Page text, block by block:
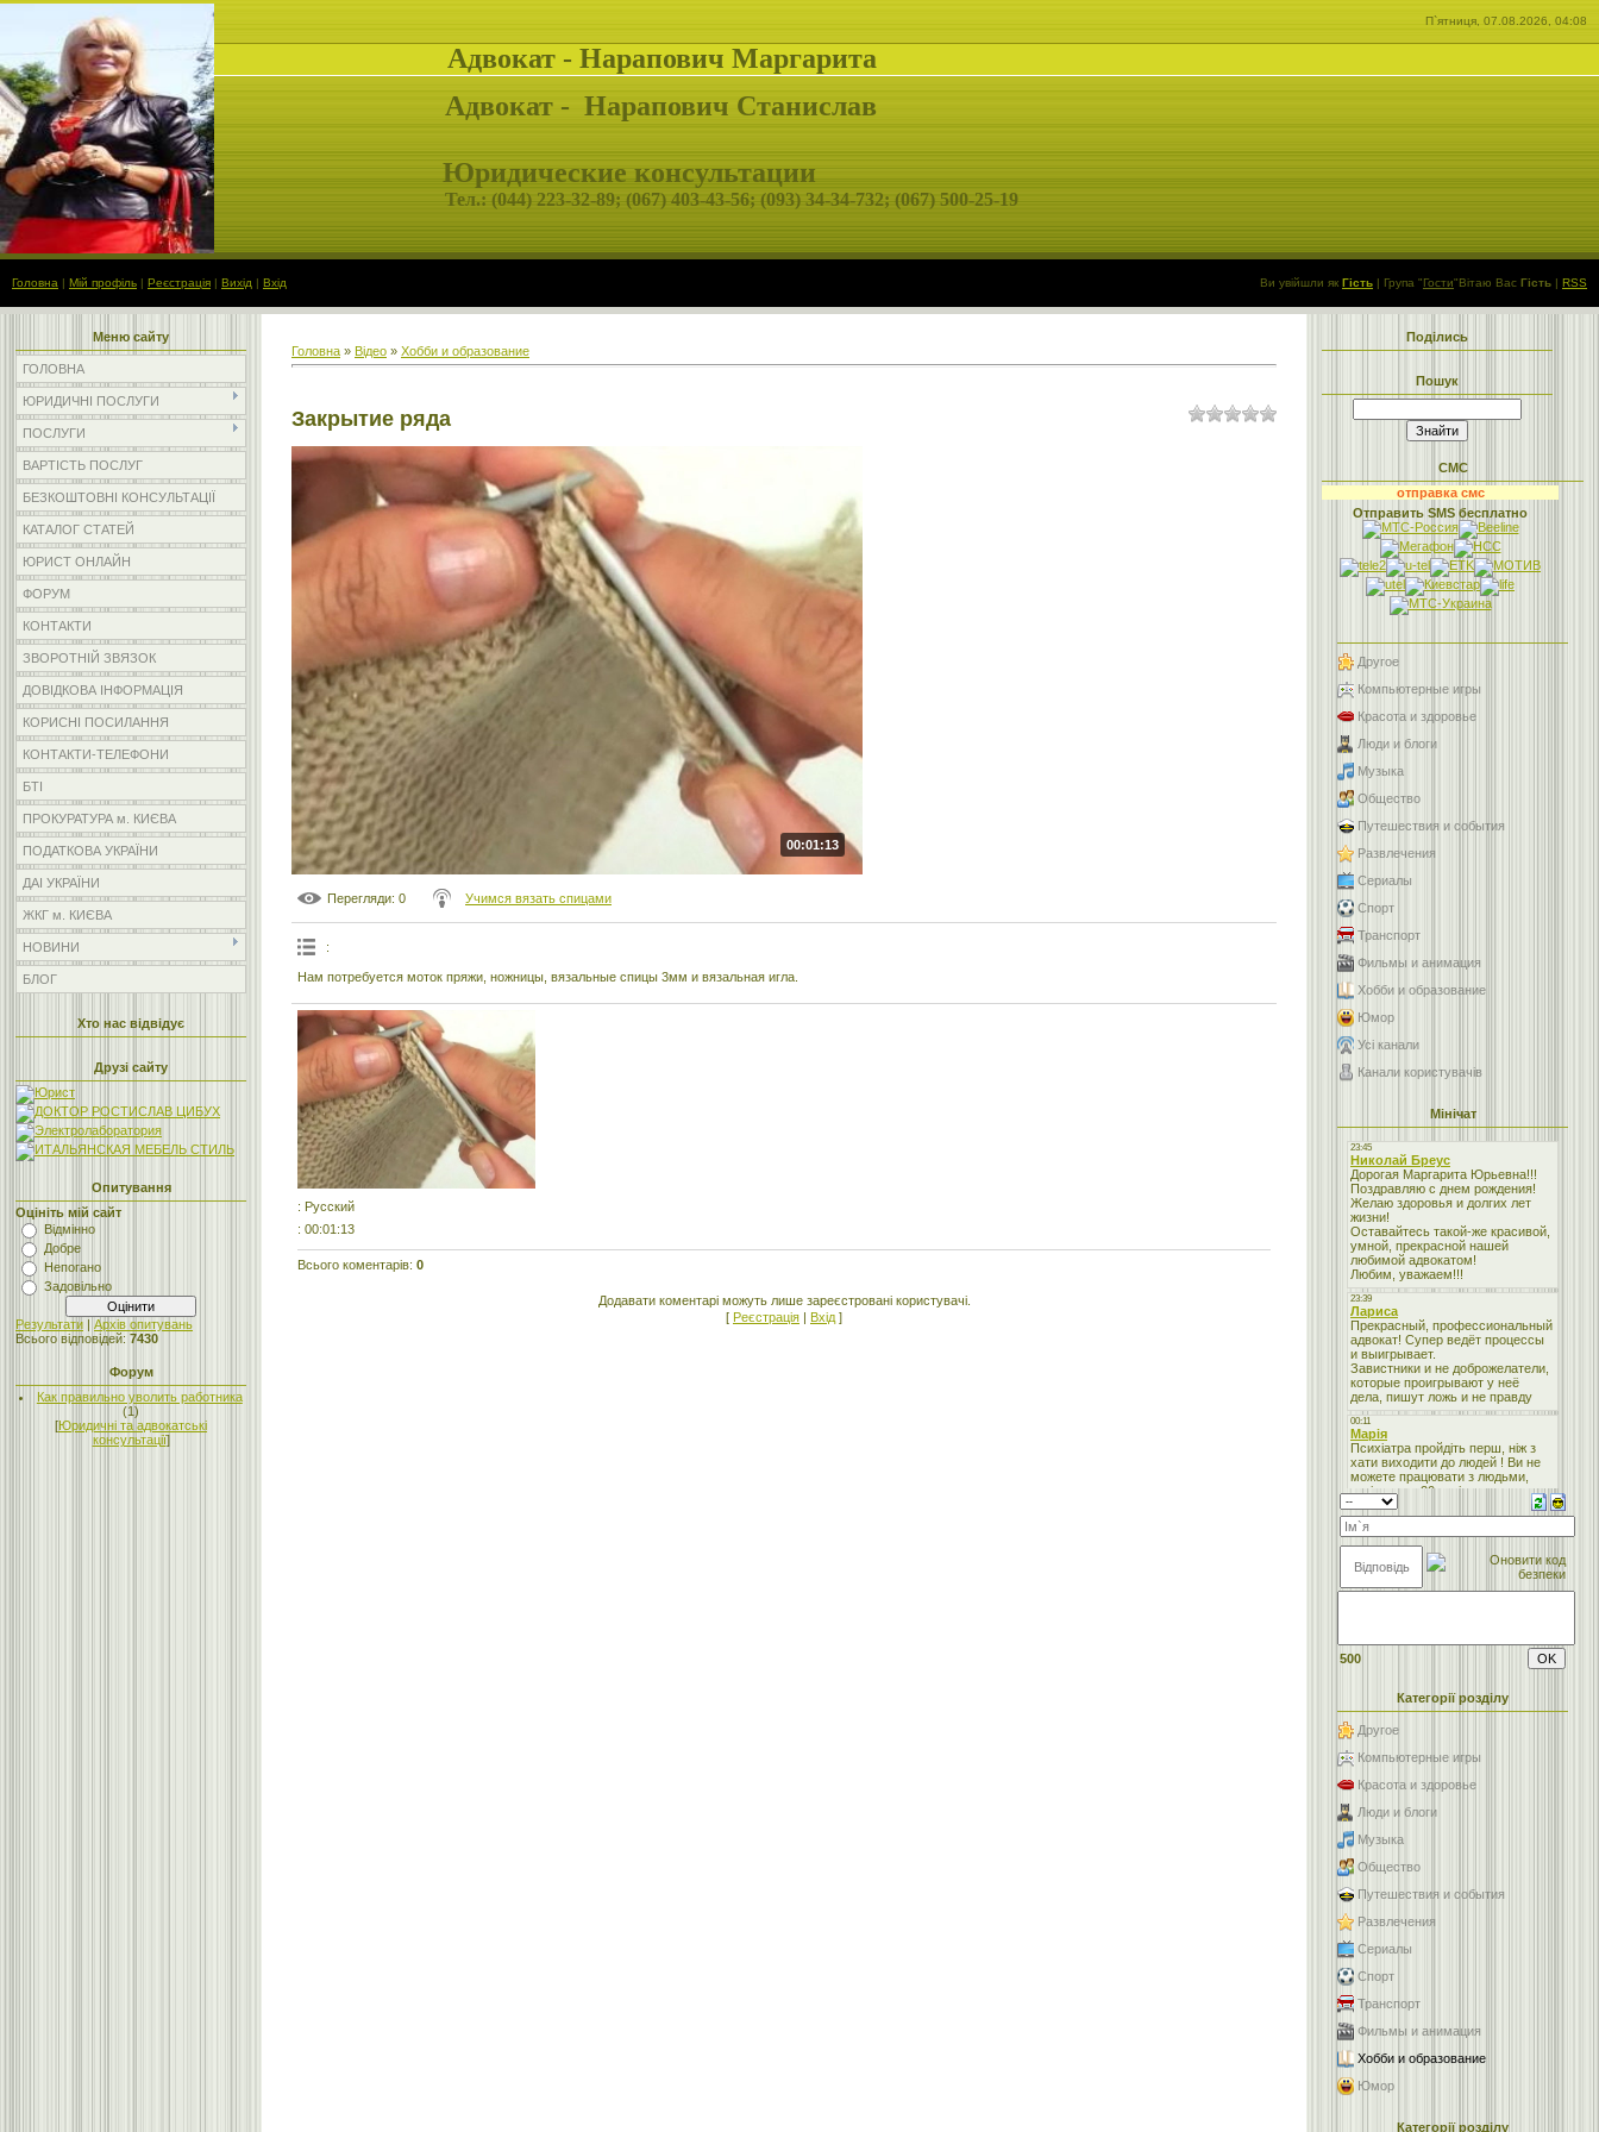
П`ятниця, 07.08.2026, 04:08
Адвокат - Нарапович Маргарита
Адвокат - Нарапович Станислав
Юридические консультации
Тел.: (044) 223-32-89;(067) 403-43-56; (093) 34-34-732; (067) 500-25-19
Головна | Мій профіль | Реєстрація | Вихід | Вхід Ви увійшли як Гість | Група "Гости"Вітаю Вас Гість | RSS
Меню сайту
ГОЛОВНА
ЮРИДИЧНІ ПОСЛУГИ
ПОСЛУГИ
ВАРТІСТЬ ПОСЛУГ
БЕЗКОШТОВНІ КОНСУЛЬТАЦІЇ
КАТАЛОГ СТАТЕЙ
ЮРИСТ ОНЛАЙН
ФОРУМ
КОНТАКТИ
ЗВОРОТНІЙ ЗВЯЗОК
ДОВІДКОВА ІНФОРМАЦІЯ
КОРИСНІ ПОСИЛАННЯ
КОНТАКТИ-ТЕЛЕФОНИ
БТІ
ПРОКУРАТУРА м. КИЄВА
ПОДАТКОВА УКРАЇНИ
ДАІ УКРАЇНИ
ЖКГ м. КИЄВА
НОВИНИ
БЛОГ
Хто нас відвідує
Друзі сайту
Опитування
Оцініть мій сайт
Відмінно
Добре
Непогано
Задовільно
Результати | Архів опитувань
Всього відповідей: 7430
Форум
Как правильно уволить работника
(1)
[Юридичні та адвокатські
консультації]
Головна » Відео » Хобби и образование
Закрытие ряда
00:01:13
Перегляди: 0 Учимся вязать спицами
:
Нам потребуется моток пряжи, ножницы, вязальные спицы 3мм и вязальная игла.
: Русский
: 00:01:13
Всього коментарів: 0
Додавати коментарі можуть лише зареєстровані користувачі.
[ Реєстрація | Вхід ]
Поділись
Пошук
СМС
отправка смс
Отправить SMS бесплатно
Другое
Компьютерные игры
Красота и здоровье
Люди и блоги
Музыка
Общество
Путешествия и события
Развлечения
Сериалы
Спорт
Транспорт
Фильмы и анимация
Хобби и образование
Юмор
Усі канали
Канали користувачів
Мінічат
500
Категорії розділу
Другое
Компьютерные игры
Красота и здоровье
Люди и блоги
Музыка
Общество
Путешествия и события
Развлечения
Сериалы
Спорт
Транспорт
Фильмы и анимация
Хобби и образование
Юмор
Категорії розділу